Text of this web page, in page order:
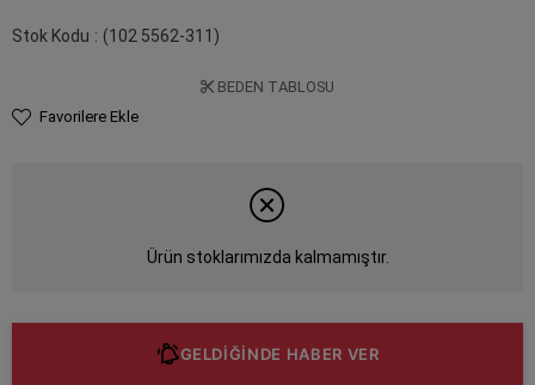
Stok Kodu (102 5562-311)
BEDEN TABLOSU
Favorilere Ekle
Ürün stoklarımızda kalmamıştır.
GELDİĞİNDE HABER VER